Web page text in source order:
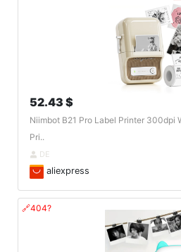
52.43 $
Niimbot B21 Pro Label Printer 300dpi
Pri..
DE
aliexpress
🔗404?